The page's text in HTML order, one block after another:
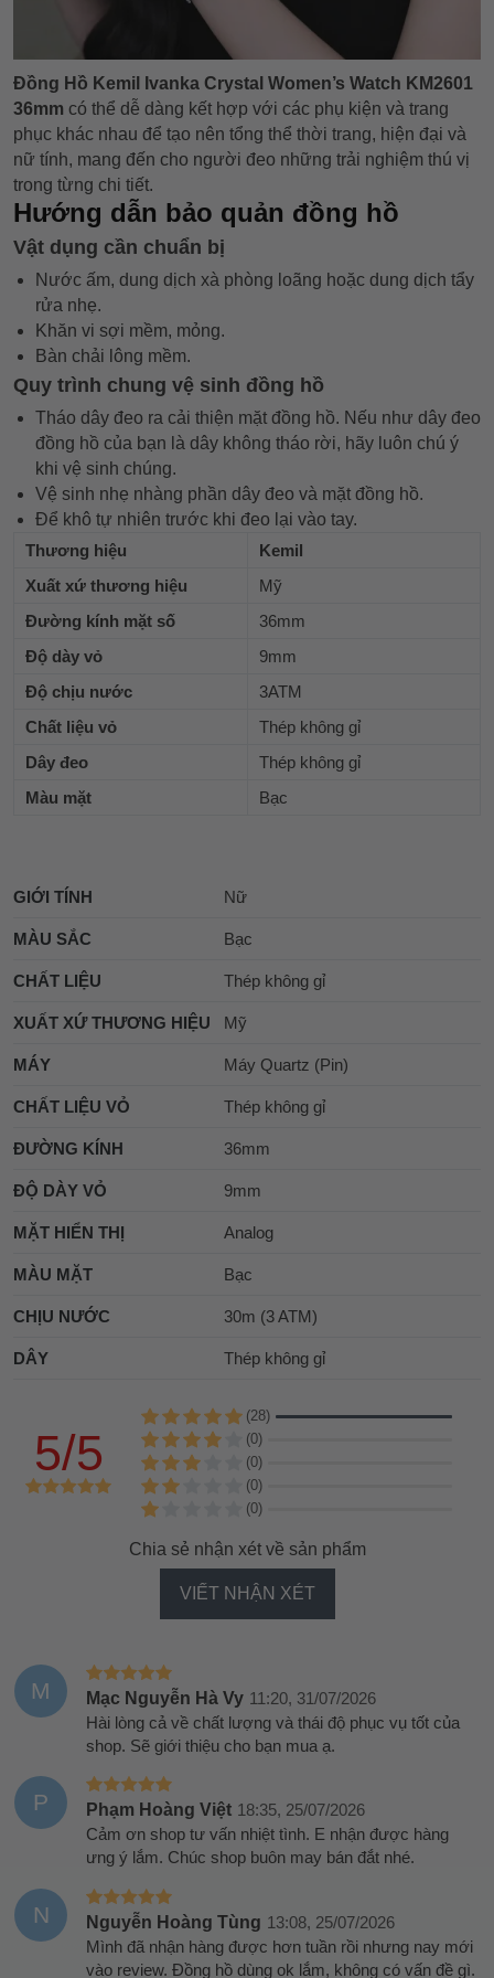
Đồng Hồ Kemil Ivanka Crystal Women’s Watch KM2601
36mm có thể dễ dàng kết hợp với các phụ kiện và trang
phục khác nhau để tạo nên tổng thể thời trang, hiện đại và
nữ tính, mang đến cho người đeo những trải nghiệm thú vị
trong từng chi tiết.
Hướng dẫn bảo quản đồng hồ
Vật dụng cần chuẩn bị
Nước ấm, dung dịch xà phòng loãng hoặc dung dịch tẩy
rửa nhẹ.
Khăn vi sợi mềm, mỏng.
Bàn chải lông mềm.
Quy trình chung vệ sinh đồng hồ
Tháo dây đeo ra cải thiện mặt đồng hồ. Nếu như dây đeo
đồng hồ của bạn là dây không tháo rời, hãy luôn chú ý
khi vệ sinh chúng.
Vệ sinh nhẹ nhàng phần dây đeo và mặt đồng hồ.
Để khô tự nhiên trước khi đeo lại vào tay.
Thương hiệu
Kemil
Xuất xứ thương hiệu
Mỹ
Đường kính mặt số
36mm
Độ dày vỏ
9mm
Độ chịu nước
3ATM
Chất liệu vỏ
Thép không gỉ
Dây đeo
Thép không gỉ
Màu mặt
Bạc
GIỚI TÍNH Nữ
MÀU SẮC Bạc
CHẤT LIỆU Thép không gỉ
XUẤT XỨ THƯƠNG HIỆU Mỹ
MÁY Máy Quartz (Pin)
CHẤT LIỆU VỎ Thép không gỉ
ĐƯỜNG KÍNH 36mm
ĐỘ DÀY VỎ 9mm
MẶT HIỂN THỊ Analog
MÀU MẶT Bạc
CHỊU NƯỚC 30m (3 ATM)
DÂY Thép không gỉ
5/5
(28)
(0)
(0)
(0)
(0)
Chia sẻ nhận xét về sản phẩm
VIẾT NHẬN XÉT
M Mạc Nguyễn Hà Vy 11:20, 31/07/2026
Hài lòng cả về chất lượng và thái độ phục vụ tốt của
shop. Sẽ giới thiệu cho bạn mua ạ.
P Phạm Hoàng Việt 18:35, 25/07/2026
Cảm ơn shop tư vấn nhiệt tình. E nhận được hàng
ưng ý lắm. Chúc shop buôn may bán đắt nhé.
N Nguyễn Hoàng Tùng 13:08, 25/07/2026
Mình đã nhận hàng được hơn tuần rồi nhưng nay mới
vào review. Đồng hồ dùng ok lắm, không có vấn đề gì.